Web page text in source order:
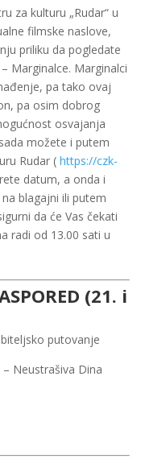
za kulturu „Rudar“ u
filmske naslove,
priliku da pogledate
Marginalce. Marginalci
pa tako ovaj
pa osim dobrog
osvajanja
možete i putem
Rudar ( https://czk-
datum, a onda i
blagajni ili putem
da će Vas čekati
radi od 13.00 sati u
(21. i
putovanje
Neustrašiva Dina